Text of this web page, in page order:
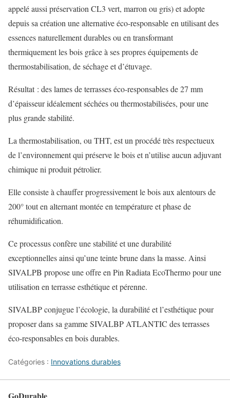
appelé aussi préservation CL3 vert, marron ou gris) et adopte
depuis sa création une alternative éco-responsable en utilisant des
essences naturellement durables ou en transformant
thermiquement les bois grâce à ses propres équipements de
thermostabilisation, de séchage et d’étuvage.
Résultat : des lames de terrasses éco-responsables de 27 mm
d’épaisseur idéalement séchées ou thermostabilisées, pour une
plus grande stabilité.
La thermostabilisation, ou THT, est un procédé très respectueux
de l’environnement qui préserve le bois et n’utilise aucun adjuvant
chimique ni produit pétrolier.
Elle consiste à chauffer progressivement le bois aux alentours de
200° tout en alternant montée en température et phase de
réhumidification.
Ce processus confère une stabilité et une durabilité
exceptionnelles ainsi qu’une teinte brune dans la masse. Ainsi
SIVALPB propose une offre en Pin Radiata EcoThermo pour une
utilisation en terrasse esthétique et pérenne.
SIVALBP conjugue l’écologie, la durabilité et l’esthétique pour
proposer dans sa gamme SIVALBP ATLANTIC des terrasses
éco-responsables en bois durables.
Catégories : Innovations durables